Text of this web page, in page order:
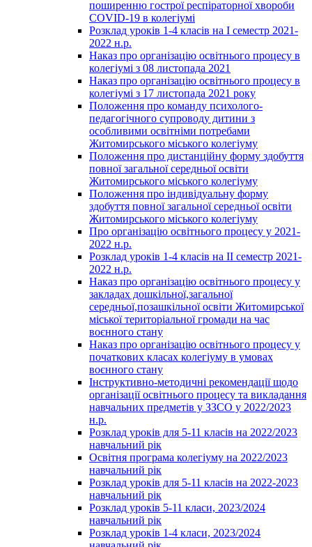
поширенню гострої респіраторної хвороби
COVID-19 в колегіумі
Розклад уроків 1-4 класів на І семестр 2021-
2022 н.р.
Наказ про організацію освітнього процесу в
колегіумі з 08 листопада 2021
Наказ про організацію освітнього процесу в
колегіумі з 17 листопада 2021 року
Положення про команду психолого-
педагогічного супроводу дитини з
особливими освітніми потребами
Житомирського міського колегіуму
Положення про дистанційну форму здобуття
повної загальної середньої освіти
Житомирського міського колегіуму
Положення про індивідуальну форму
здобуття повної загальної середньої освіти
Житомирського міського колегіуму
Про організацію освітнього процесу у 2021-
2022 н.р.
Розклад уроків 1-4 класів на ІІ семестр 2021-
2022 н.р.
Наказ про організацію освітнього процесу у
закладах дошкільної,загальної
середньої,позашкільної освіти Житомирської
міської територіальної громади на час
воєнного стану
Наказ про організацію освітнього процесу у
початкових класах колегіуму в умовах
воєнного стану
Інструктивно-методичні рекомендації щодо
організації освітнього процесу та викладання
навчальних предметів у ЗЗСО у 2022/2023
н.р.
Розклад уроків для 5-11 класів на 2022/2023
навчальний рік
Освітня програма колегіуму на 2022/2023
навчальний рік
Розклад уроків для 5-11 класів на 2022-2023
навчальний рік
Розклад уроків 5-11 класи, 2023/2024
навчальний рік
Розклад уроків 1-4 класи, 2023/2024